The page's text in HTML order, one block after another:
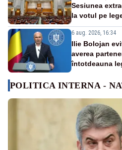
Sesiunea
la votul pe
6 aug. 2026, 16:34
Ilie Bolojan
averea
întotdeauna
POLITICA INTERNA -